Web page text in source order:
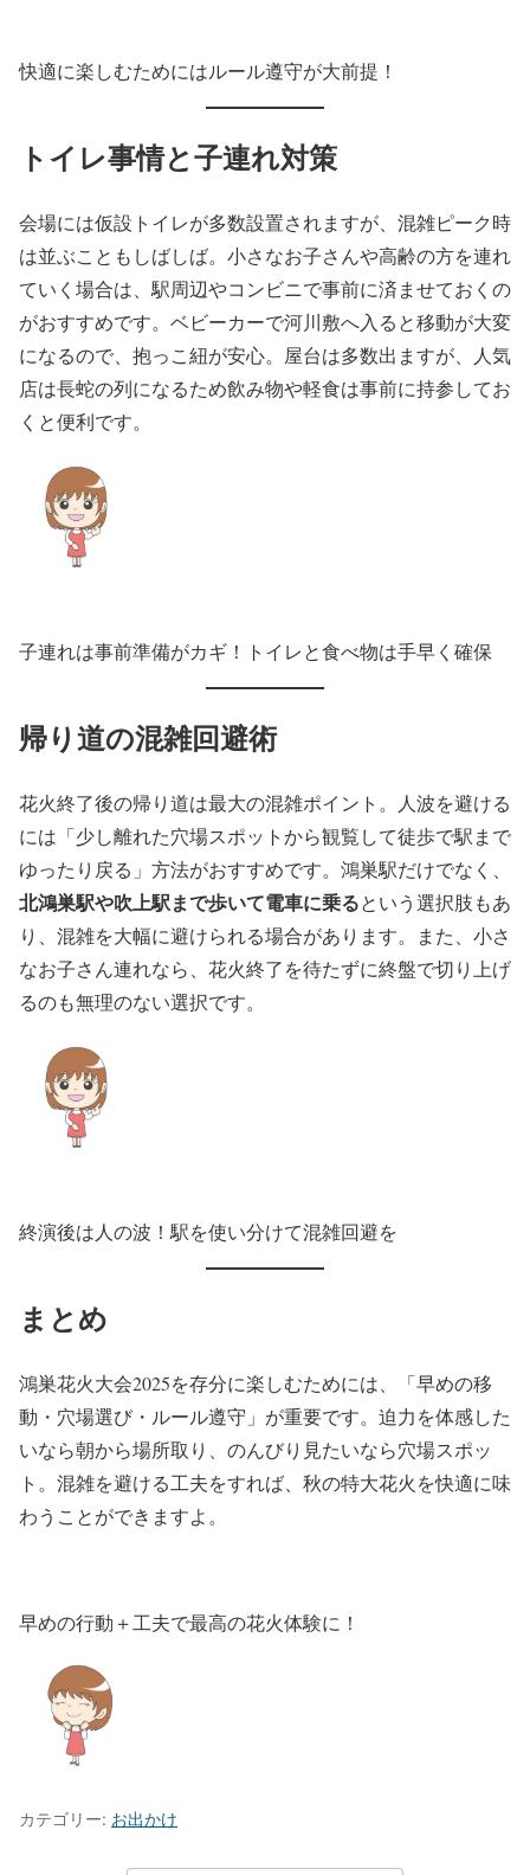
快適に楽しむためにはルール遵守が大前提！
トイレ事情と子連れ対策
会場には仮設トイレが多数設置されますが、混雑ピーク時
は並ぶこともしばしば。小さなお子さんや高齢の方を連れ
ていく場合は、駅周辺やコンビニで事前に済ませておくの
がおすすめです。ベビーカーで河川敷へ入ると移動が大変
になるので、抱っこ紐が安心。屋台は多数出ますが、人気
店は長蛇の列になるため飲み物や軽食は事前に持参してお
くと便利です。
子連れは事前準備がカギ！トイレと食べ物は手早く確保
帰り道の混雑回避術
花火終了後の帰り道は最大の混雑ポイント。人波を避ける
には「少し離れた穴場スポットから観覧して徒歩で駅まで
ゆったり戻る」方法がおすすめです。鴻巣駅だけでなく、
北鴻巣駅や吹上駅まで歩いて電車に乗るという選択肢もあ
り、混雑を大幅に避けられる場合があります。また、小さ
なお子さん連れなら、花火終了を待たずに終盤で切り上げ
るのも無理のない選択です。
終演後は人の波！駅を使い分けて混雑回避を
まとめ
鴻巣花火大会2025を存分に楽しむためには、「早めの移
動・穴場選び・ルール遵守」が重要です。迫力を体感した
いなら朝から場所取り、のんびり見たいなら穴場スポッ
ト。混雑を避ける工夫をすれば、秋の特大花火を快適に味
わうことができますよ。
早めの行動＋工夫で最高の花火体験に！
カテゴリー: お出かけ